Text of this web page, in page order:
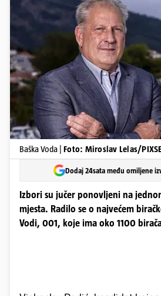
Baška Voda | Foto: Miroslav Lelas/
Dodaj 24sata među omiljene
Izbori su jučer ponovljeni na
mjesta. Radilo se o najvećem
Vodi, 001, koje ima oko 1100